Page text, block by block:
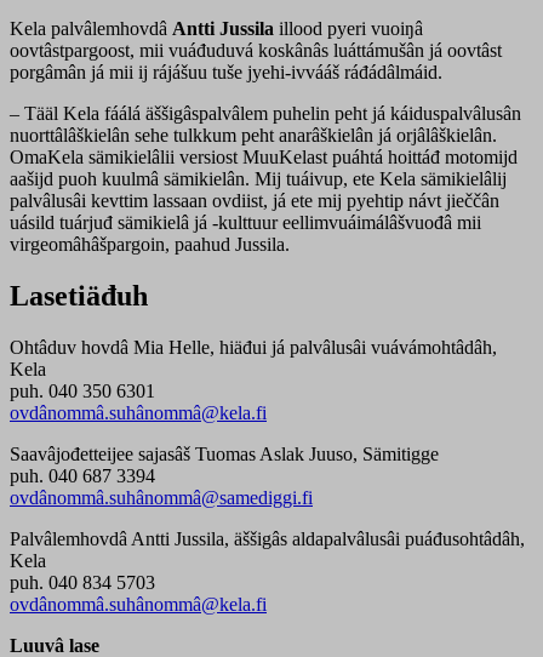
Kela palvâlemhovdâ Antti Jussila illood pyeri vuoiŋâ
oovtâstpargoost, mii vuáđuduvá koskânâs luáttámušân já oovtâst
porgâmân já mii ij rájášuu tuše jyehi-ivvááš ráđádâlmáid.
– Tääl Kela fáálá äššigâspalvâlem puhelin peht já káiduspalvâlusân
nuorttâlâškielân sehe tulkkum peht anarâškielân já orjâlâškielân.
OmaKela sämikielâlii versiost MuuKelast puáhtá hoittáđ motomijd
aašijd puoh kuulmâ sämikielân. Mij tuáivup, ete Kela sämikielâlij
palvâlusâi kevttim lassaan ovdiist, já ete mij pyehtip návt jieččân
uásild tuárjuđ sämikielâ já -kulttuur eellimvuáimálâšvuođâ mii
virgeomâhâšpargoin, paahud Jussila.
Lasetiäđuh
Ohtâduv hovdâ Mia Helle, hiäđui já palvâlusâi vuávámohtâdâh,
Kela
puh. 040 350 6301
ovdânommâ.suhânommâ@kela.fi
Saavâjođetteijee sajasâš Tuomas Aslak Juuso, Sämitigge
puh. 040 687 3394
ovdânommâ.suhânommâ@samediggi.fi
Palvâlemhovdâ Antti Jussila, äššigâs aldapalvâlusâi puáđusohtâdâh,
Kela
puh. 040 834 5703
ovdânommâ.suhânommâ@kela.fi
Luuvâ lase